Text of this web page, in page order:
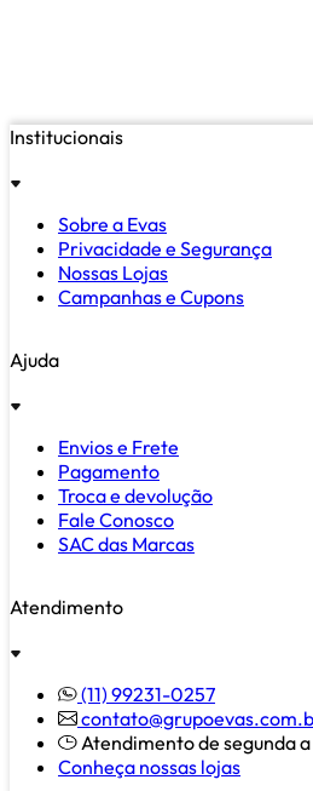
Institucionais
Sobre a Evas
Privacidade e Segurança
Nossas Lojas
Campanhas e Cupons
Ajuda
Envios e Frete
Pagamento
Troca e devolução
Fale Conosco
SAC das Marcas
Atendimento
(11) 99231-0257
Atendimento de segunda
Conheça nossas lojas